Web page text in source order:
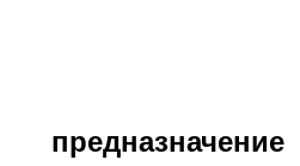
предназначение